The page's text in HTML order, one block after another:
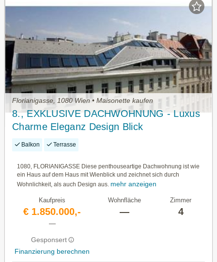
Florianigasse, 1080 Wien • Maisonette kaufen
8., EXKLUSIVE DACHWOHNUNG - Luxus
Charme Eleganz Design Blick
Balkon Terrasse
1080, FLORIANIGASSE Diese penthouseartige Dachwohnung ist wie
ein Haus auf dem Haus mit Wienblick und zeichnet sich durch
Wohnlichkeit, als auch Design aus. mehr anzeigen
Kaufpreis
€ 1.850.000,-
—
Gesponsert
Finanzierung berechnen
Wohnfläche
—
Zimmer
4